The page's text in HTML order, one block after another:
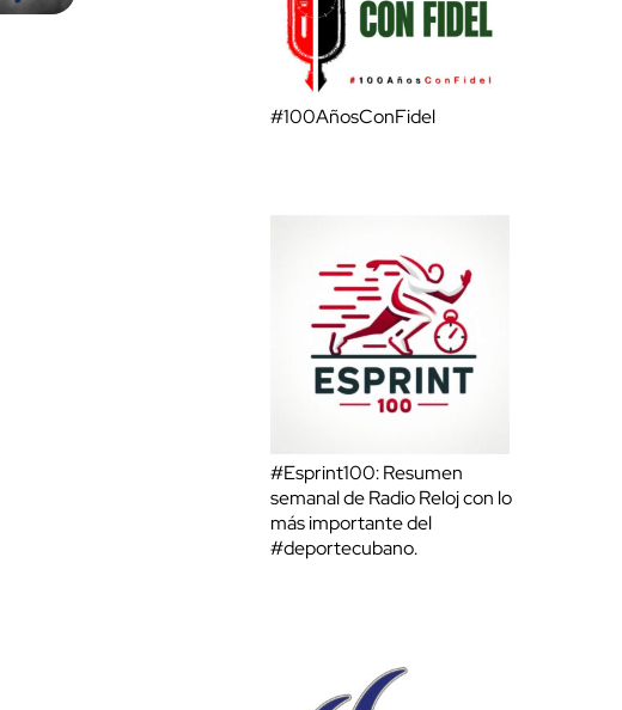
#100AñosConFidel
#Esprint100: Resumen
semanal de Radio Reloj con lo
más importante del
#deportecubano.